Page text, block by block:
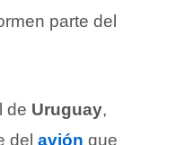
parte del
de Uruguay,
del avión que